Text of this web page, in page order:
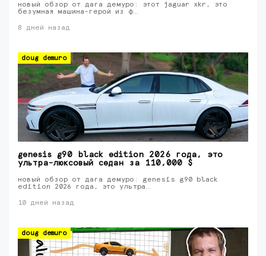
новый обзор от дага демуро: этот jaguar xkr, это
безумная машина-герой из ф…
8 дней назад
doug demuro
genesis g90 black edition 2026 года, это
ультра-люксовый седан за 110,000 $
новый обзор от дага демуро: genesis g90 black
edition 2026 года, это ультра…
10 дней назад
doug demuro